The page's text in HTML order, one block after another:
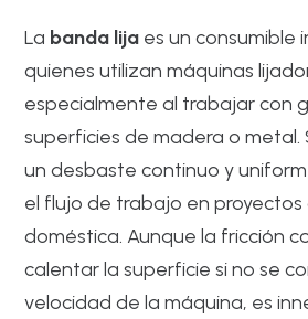
La banda lija es un consumible
quienes utilizan máquinas
especialmente al trabajar con
superficies de madera o metal.
un desbaste continuo y
el flujo de trabajo en
doméstica. Aunque la fricción
calentar la superficie si no se
velocidad de la máquina, es